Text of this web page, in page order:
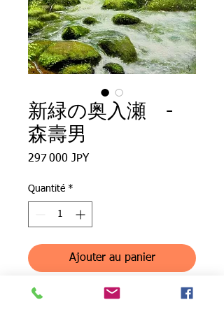
新緑の奥入瀬 -
森壽男
297 000 JPYPrix
Quantité *
Ajouter au panier
6月の奥入瀬。水音が心地良い。